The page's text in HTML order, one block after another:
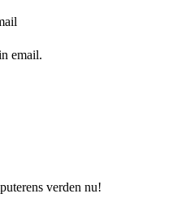
email.
verden nu!